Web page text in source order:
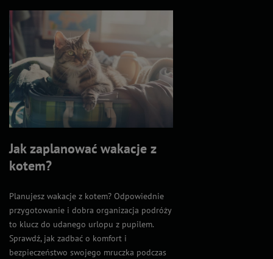
Jak zaplanować wakacje z
kotem?
Planujesz wakacje z kotem? Odpowiednie
przygotowanie i dobra organizacja podróży
to klucz do udanego urlopu z pupilem.
Sprawdź, jak zadbać o komfort i
bezpieczeństwo swojego mruczka podczas